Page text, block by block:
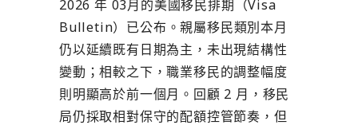
2026 年 03月的美國移民排期（Visa
Bulletin）已公布。親屬移民類別本月
仍以延續既有日期為主，未出現結構性
變動；相較之下，職業移民的調整幅度
則明顯高於前一個月。回顧 2 月，移民
局仍採取相對保守的配額控管節奏，但